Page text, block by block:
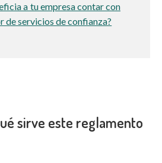
a tu empresa contar con
de servicios de confianza?
sirve este reglamento